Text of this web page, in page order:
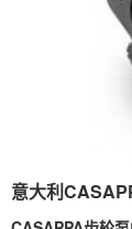
意大利